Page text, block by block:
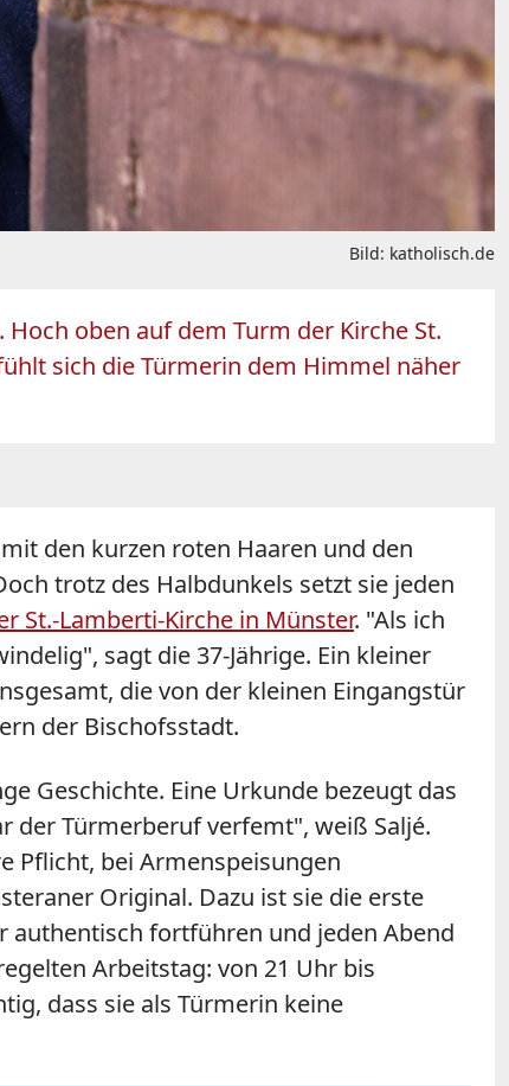
Bild: katholisch.de
oben auf dem Turm der Kirche St.
sich die Türmerin dem Himmel näher
den kurzen roten Haaren und den
trotz des Halbdunkels setzt sie jeden
St.-Lamberti-Kirche in Münster. "Als ich
sagt die 37-Jährige. Ein kleiner
die von der kleinen Eingangstür
der Bischofsstadt.
Geschichte. Eine Urkunde bezeugt das
der Türmerberuf verfemt", weiß Saljé.
Pflicht, bei Armenspeisungen
Original. Dazu ist sie die erste
authentisch fortführen und jeden Abend
Arbeitstag: von 21 Uhr bis
dass sie als Türmerin keine